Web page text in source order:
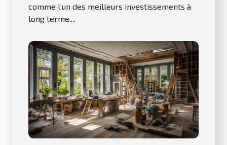
comme l’un des meilleurs investissements à
long terme....